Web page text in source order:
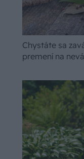
Chystáte sa
premení na